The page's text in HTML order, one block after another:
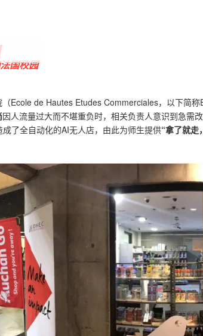
国校园
（Ecole de Hautes Etudes Commerciales，以下简称
因人流量过大而不堪重负时，相关负责人意识到急需
了全自动化的AI无人店，由此为师生提供“拿了就走